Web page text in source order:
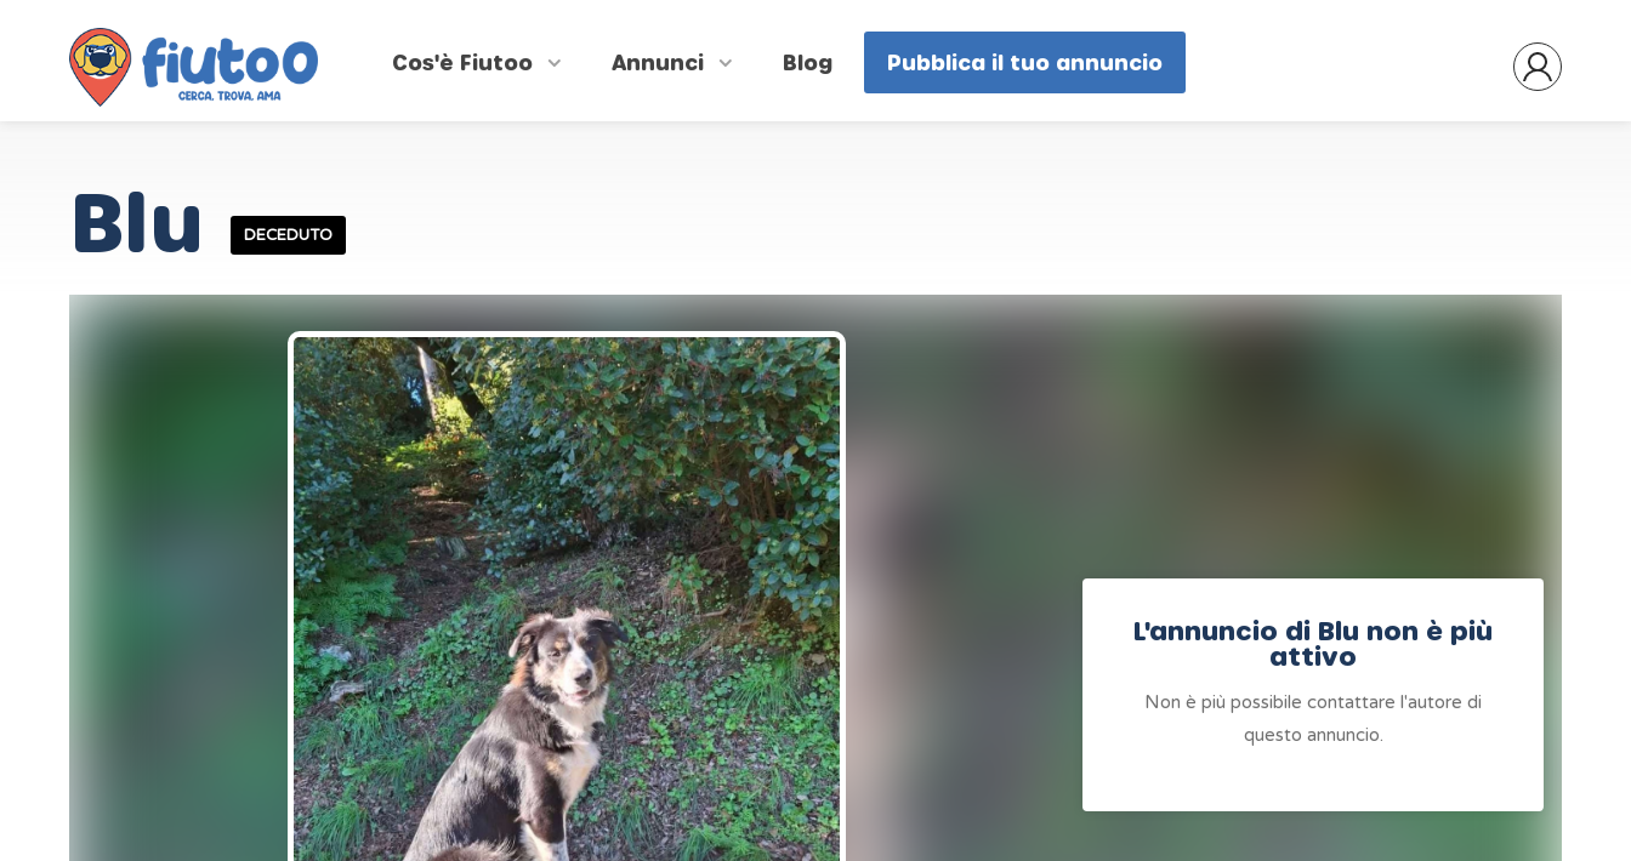
Cos'è Fiutoo Annunci Blog Pubblica il tuo annuncio
Blu DECEDUTO
L'annuncio di Blu non è più
attivo
Non è più possibile contattare l'autore di
questo annuncio.